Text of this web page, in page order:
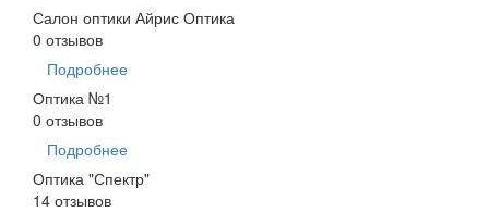
Салон оптики Айрис Оптика
0 отзывов
Подробнее
Оптика №1
0 отзывов
Подробнее
Оптика "Спектр"
14 отзывов